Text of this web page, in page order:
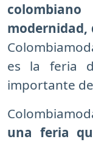
modernidad,
es la feria
importante
una feria